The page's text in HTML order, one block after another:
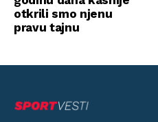
otkrili smo njenu
pravu tajnu